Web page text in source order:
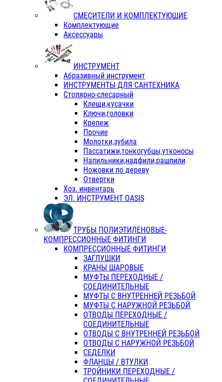
СМЕСИТЕЛИ И КОМПЛЕКТУЮЩИЕ
Комплектующие
Аксессуары
ИНСТРУМЕНТ
Абразивный инструмент
ИНСТРУМЕНТЫ ДЛЯ САНТЕХНИКА
Столярно-слесарный
Клещи,кусачки
Ключи,головки
Крепеж
Прочие
Молотки,зубила
Пассатижи,тонкогубцы,утконосы
Напильники,надфили,рашпили
Ножовки по дереву
Отвертки
Хоз. инвентарь
ЭЛ. ИНСТРУМЕНТ OASIS
ТРУБЫ ПОЛИЭТИЛЕНОВЫЕ-
КОМПРЕССИОННЫЕ ФИТИНГИ
КОМПРЕССИОННЫЕ ФИТИНГИ
ЗАГЛУШКИ
КРАНЫ ШАРОВЫЕ
МУФТЫ ПЕРЕХОДНЫЕ /
СОЕДИНИТЕЛЬНЫЕ
МУФТЫ С ВНУТРЕННЕЙ РЕЗЬБОЙ
МУФТЫ С НАРУЖНОЙ РЕЗЬБОЙ
ОТВОДЫ ПЕРЕХОДНЫЕ /
СОЕДИНИТЕЛЬНЫЕ
ОТВОДЫ С ВНУТРЕННЕЙ РЕЗЬБОЙ
ОТВОДЫ С НАРУЖНОЙ РЕЗЬБОЙ
СЕДЕЛКИ
ФЛАНЦЫ / ВТУЛКИ
ТРОЙНИКИ ПЕРЕХОДНЫЕ /